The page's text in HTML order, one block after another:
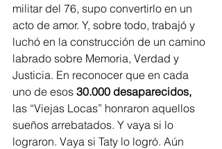
militar del 76, supo convertirlo en un
acto de amor. Y, sobre todo, trabajó y
luchó en la construcción de un camino
labrado sobre Memoria, Verdad y
Justicia. En reconocer que en cada
uno de esos 30.000 desaparecidos,
las “Viejas Locas” honraron aquellos
sueños arrebatados. Y vaya si lo
lograron. Vaya si Taty lo logró. Aún